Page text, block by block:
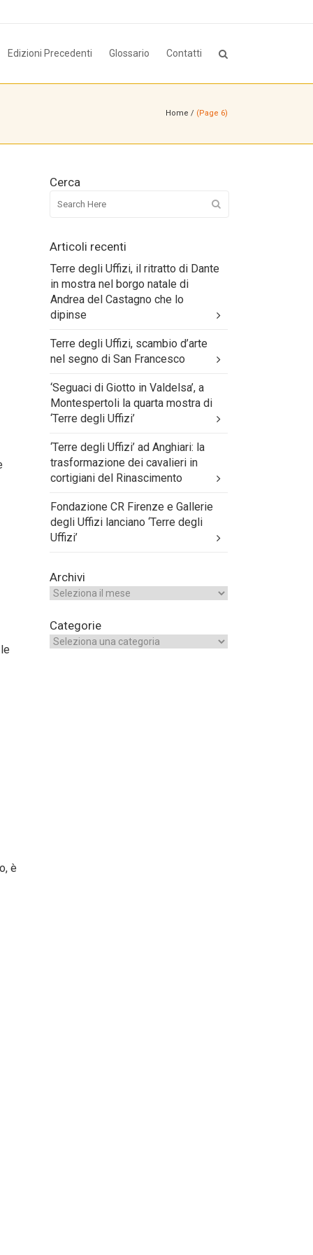
Edizioni Precedenti Glossario Contatti
Home / (Page 6)
è
Cerca
Articoli recenti
Terre degli Uffizi, il ritratto di Dante
in mostra nel borgo natale di
Andrea del Castagno che lo
dipinse
Terre degli Uffizi, scambio d’arte
nel segno di San Francesco
‘Seguaci di Giotto in Valdelsa’, a
Montespertoli la quarta mostra di
‘Terre degli Uffizi’
‘Terre degli Uffizi’ ad Anghiari: la
trasformazione dei cavalieri in
cortigiani del Rinascimento
Fondazione CR Firenze e Gallerie
degli Uffizi lanciano ‘Terre degli
Uffizi’
Archivi
Categorie